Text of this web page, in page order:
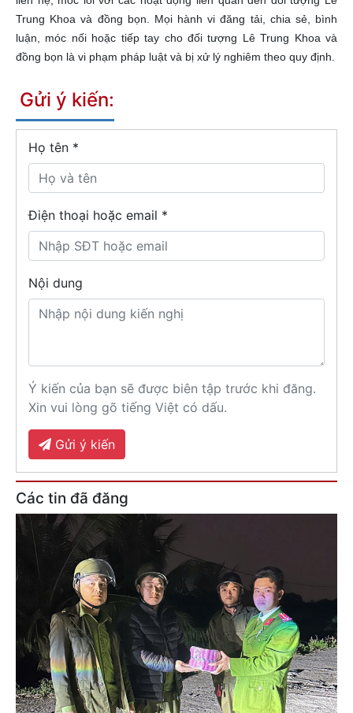
Trung Khoa và đồng bọn. Mọi hành vi đăng tải, chia sẻ, bình
luận, móc nối hoặc tiếp tay cho đối tượng Lê Trung Khoa và
đồng bọn là vi phạm pháp luật và bị xử lý nghiêm theo quy định.
Gửi ý kiến:
Họ tên *
Điện thoại hoặc email *
Nội dung
Ý kiến của bạn sẽ được biên tập trước khi đăng.
Xin vui lòng gõ tiếng Việt có dấu.
Gửi ý kiến
Các tin đã đăng